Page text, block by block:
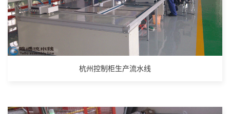
杭州控制柜生产流水线